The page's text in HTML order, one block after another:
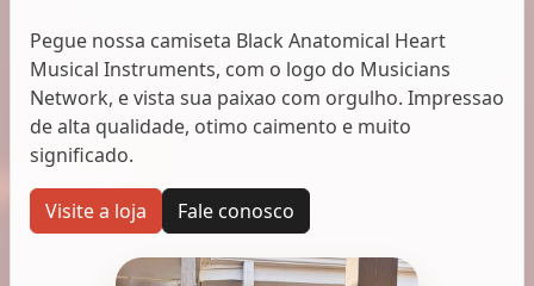
Pegue nossa camiseta Black Anatomical Heart
Musical Instruments, com o logo do Musicians
Network, e vista sua paixao com orgulho. Impressao
de alta qualidade, otimo caimento e muito
significado.
Visite a loja Fale conosco